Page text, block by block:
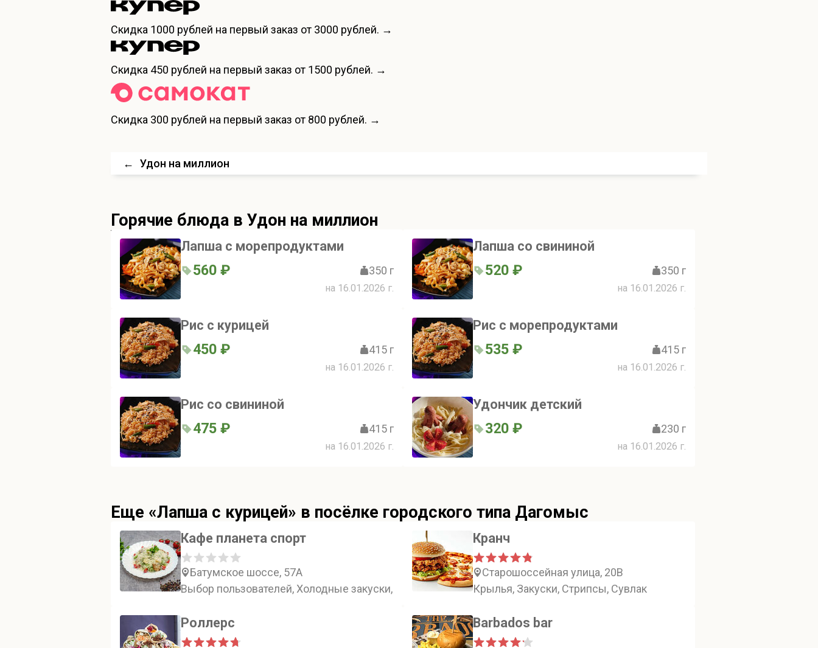
Скидка 1000 рублей на первый заказ от 3000 рублей. →
Скидка 450 рублей на первый заказ от 1500 рублей. →
Скидка 300 рублей на первый заказ от 800 рублей. →
← Удон на миллион
Горячие блюда в Удон на миллион
Лапша с морепродуктами
560 ₽ 350 г
на 16.01.2026 г.
Лапша со свининой
520 ₽ 350 г
на 16.01.2026 г.
Рис с курицей
450 ₽ 415 г
на 16.01.2026 г.
Рис с морепродуктами
535 ₽ 415 г
на 16.01.2026 г.
Рис со свининой
475 ₽ 415 г
на 16.01.2026 г.
Удончик детский
320 ₽ 230 г
на 16.01.2026 г.
Еще «Лапша с курицей» в посёлке городского типа Дагомыс
Кафе планета спорт
Батумское шоссе, 57А
Выбор пользователей, Холодные закуски, Салаты, Горячие закуски
Кранч
Старошоссейная улица, 20В
Крылья, Закуски, Стрипсы, Сувлак
Роллерс Barbados bar